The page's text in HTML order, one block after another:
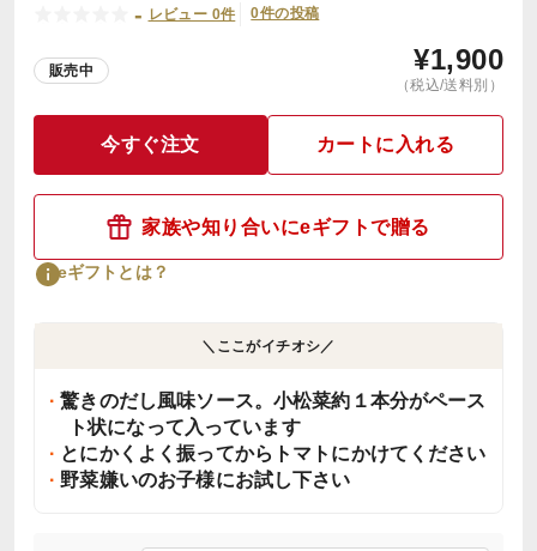
- レビュー 0件 0件の投稿
販売中 ¥1,900
（税込/送料別）
今すぐ注文 カートに入れる
家族や知り合いにeギフトで贈る
eギフトとは？
＼ここがイチオシ／
驚きのだし風味ソース。小松菜約１本分がペース
ト状になって入っています
とにかくよく振ってからトマトにかけてください
野菜嫌いのお子様にお試し下さい